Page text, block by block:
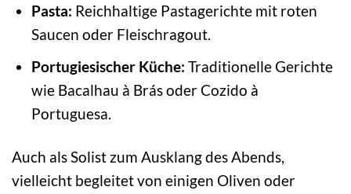
Pasta: Reichhaltige Pastagerichte mit roten
Saucen oder Fleischragout.
Portugiesischer Küche: Traditionelle Gerichte
wie Bacalhau à Brás oder Cozido à
Portuguesa.
Auch als Solist zum Ausklang des Abends,
vielleicht begleitet von einigen Oliven oder